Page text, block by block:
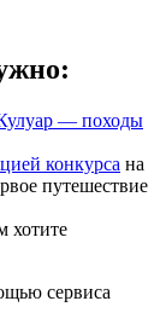
— походы
конкурса на
путешествие
хотите
сервиса